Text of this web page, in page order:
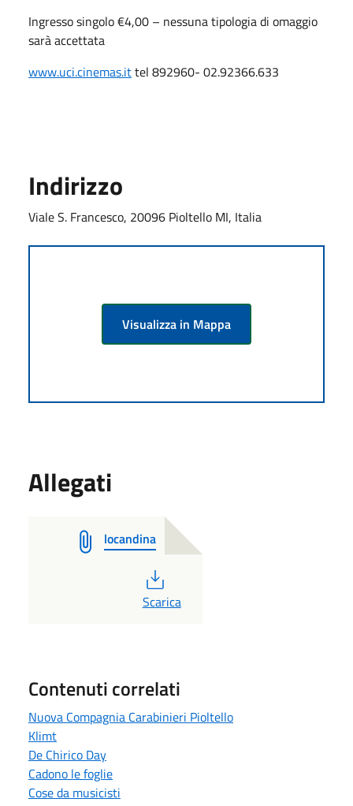
Ingresso singolo €4,00 – nessuna tipologia di omaggio
sarà accettata
www.uci.cinemas.ittel 892960- 02.92366.633
Indirizzo
Viale S. Francesco, 20096 Pioltello MI, Italia
Visualizza in Mappa
Allegati
locandina
PDF
Scarica
Contenuti correlati
Nuova Compagnia Carabinieri Pioltello
Klimt
De Chirico Day
Cadono le foglie
Cose da musicisti